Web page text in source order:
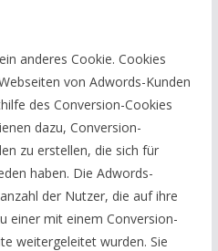
anderes Cookie. Cookies
von Adwords-Kunden
des Conversion-Cookies
dazu, Conversion-
zu erstellen, die sich für
haben. Die Adwords-
der Nutzer, die auf ihre
einer mit einem Conversion-
weitergeleitet wurden. Sie